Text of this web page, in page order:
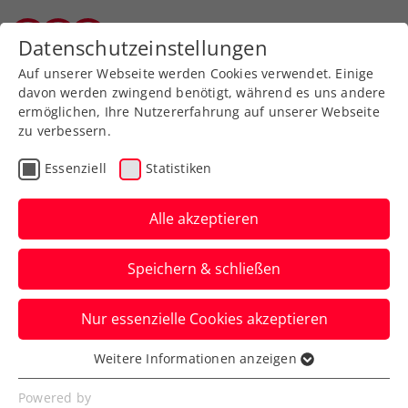
Zurück zur Newsübersicht
Turniere
WTA Charleston: Grabher
feiert zweiten
Karrieresieg über Top-30-
Spielerin
Österreichs Nummer eins glückt in den
USA der nach Ranking bislang zweitbeste
Sieg in ihrer Laufbahn.
Datenschutzeinstellungen
Auf unserer Webseite werden Cookies verwendet. Einige
davon werden zwingend benötigt, während es uns andere
ermöglichen, Ihre Nutzererfahrung auf unserer Webseite
zu verbessern.
Essenziell Statistiken
Alle akzeptieren
Speichern & schließen
Nur essenzielle Cookies akzeptieren
Essenziell
Essenzielle Cookies werden für grundlegende
Weitere Informationen anzeigen
Powered by